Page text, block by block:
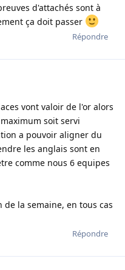
d'attachés sont à
ça doit passer
Répondre
vont valoir de l'or alors
soit servi
a pouvoir aligner du
les anglais sont en
comme nous 6 equipes
la semaine, en tous cas
Répondre